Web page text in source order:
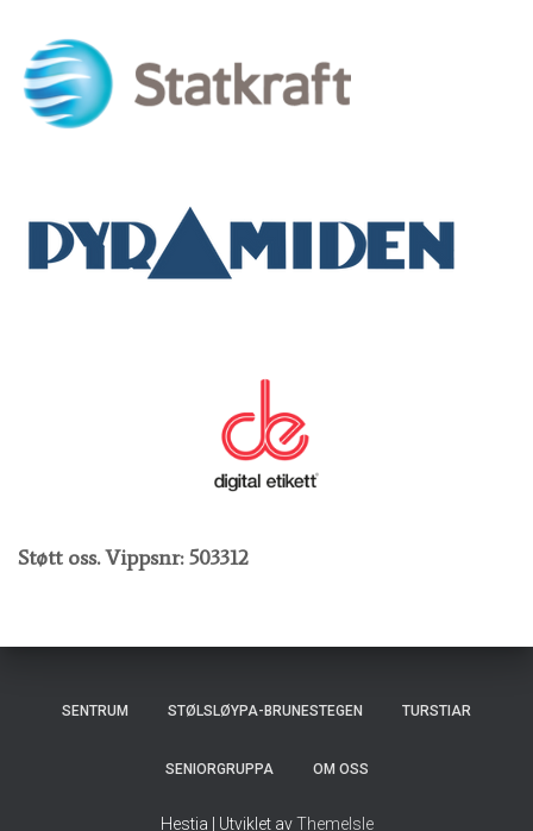
Støtt oss. Vippsnr: 503312
SENTRUM STØLSLØYPA-BRUNESTEGEN TURSTIAR
SENIORGRUPPA OM OSS
Hestia | Utviklet avThemeIsle